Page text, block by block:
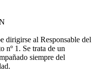
dirigirse al Responsable del
nº 1. Se trata de un
siempre del